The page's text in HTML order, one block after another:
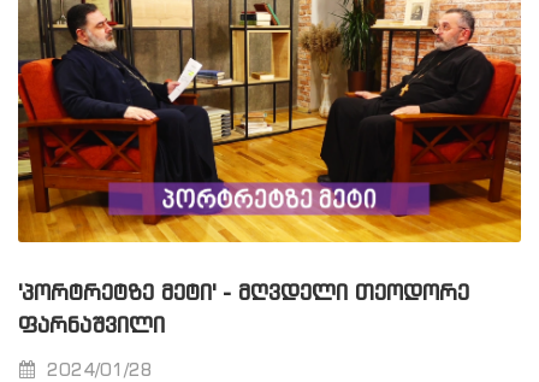
'ᲞᲝᲠᲢᲠᲔᲢᲖᲔ ᲛᲔᲢᲘ' - ᲛᲦᲕᲓᲔᲚᲘ ᲗᲔᲝᲓᲝᲠᲔ
ᲤᲐᲠᲜᲐᲨᲕᲘᲚᲘ
2024/01/28